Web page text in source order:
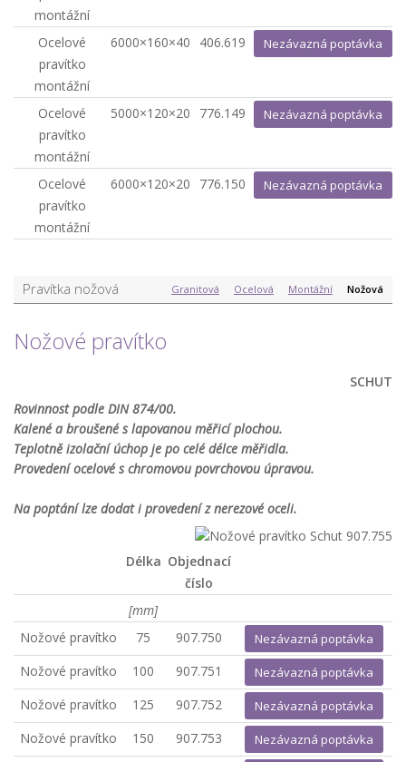
montážní
Ocelové
pravítko
montážní
6000×160×40 406.619 Nezávazná poptávka
Ocelové
pravítko
montážní
5000×120×20 776.149 Nezávazná poptávka
Ocelové
pravítko
montážní
6000×120×20 776.150 Nezávazná poptávka
Pravítka nožová Granitová Ocelová Montážní Nožová
Nožové pravítko
SCHUT
Rovinnost podle DIN 874/00.
Kalené a broušené s lapovanou měřicí plochou.
Teplotně izolační úchop je po celé délce měřidla.
Provedení ocelové s chromovou povrchovou úpravou.
Na poptání lze dodat i provedení z nerezové oceli.
Délka Objednací
číslo
[mm]
Nožové pravítko
75 907.750 Nezávazná poptávka
Nožové pravítko 100 907.751 Nezávazná poptávka
Nožové pravítko 125 907.752 Nezávazná poptávka
Nožové pravítko 150 907.753 Nezávazná poptávka